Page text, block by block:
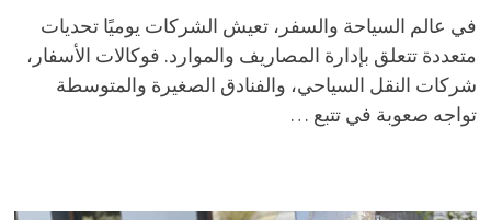
في عالم السياحة والسفر، تعيش الشركات يوميًا تحديات
متعددة تتعلق بإدارة المصاريف والموارد. فوكالات الأسفار،
شركات النقل السياحي، والفنادق الصغيرة والمتوسطة
تواجه صعوبة في تتبع …